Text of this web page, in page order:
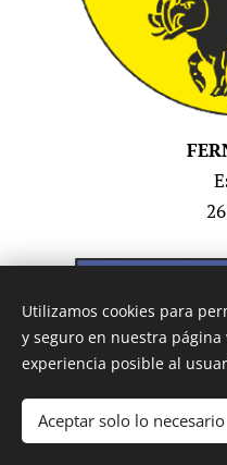
Utilizamos cookies para
y seguro en nuestra
experiencia posible al
Aceptar solo lo necesario